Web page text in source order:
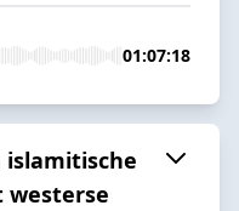
01:07:18
islamitische
westerse